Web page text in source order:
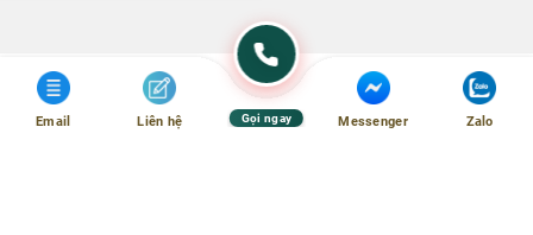
Email Liên hệ Gọi ngay Messenger Zalo